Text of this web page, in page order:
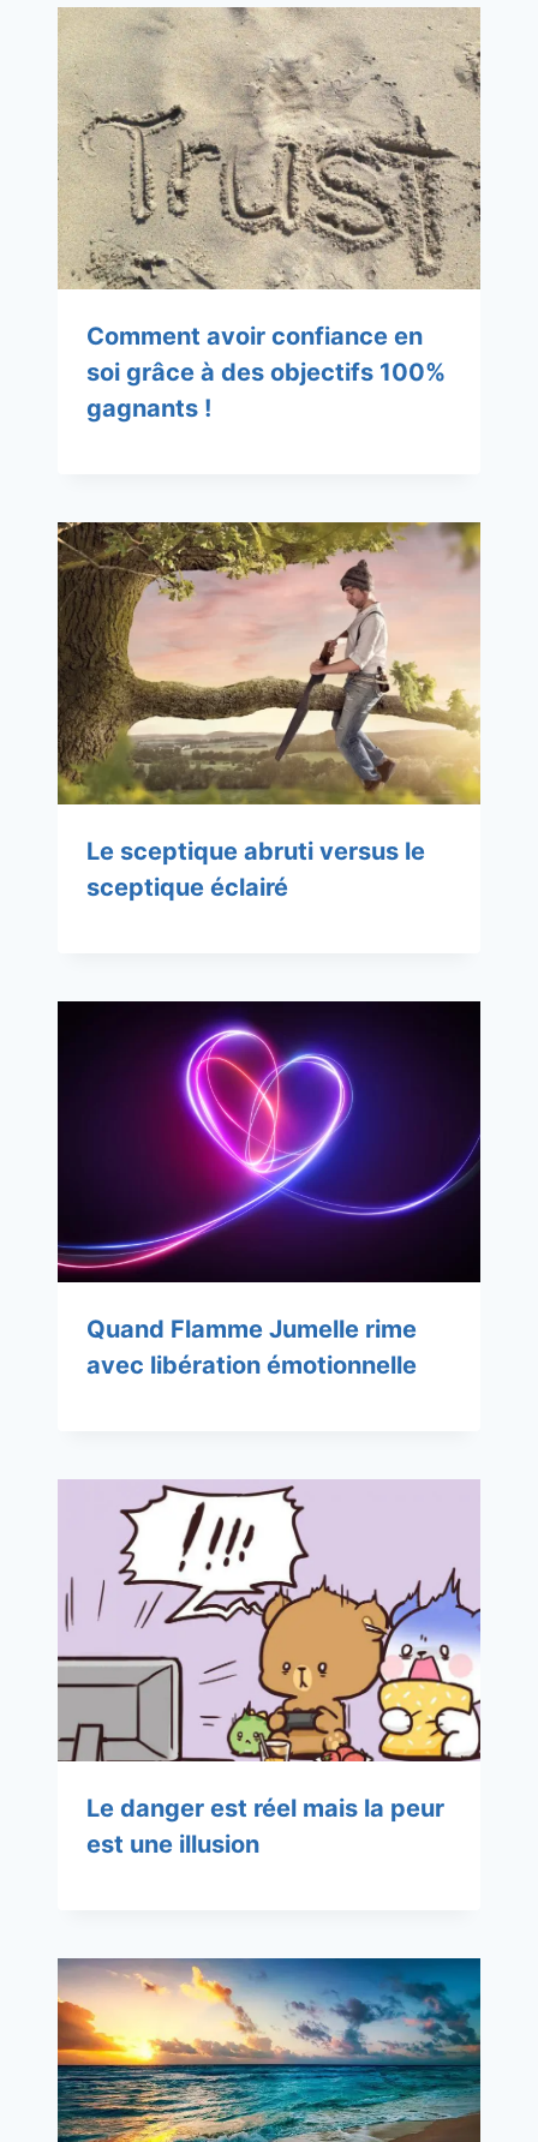
Comment avoir confiance en
soi grâce à des objectifs 100%
gagnants !
Le sceptique abruti versus le
sceptique éclairé
Quand Flamme Jumelle rime
avec libération émotionnelle
Le danger est réel mais la peur
est une illusion